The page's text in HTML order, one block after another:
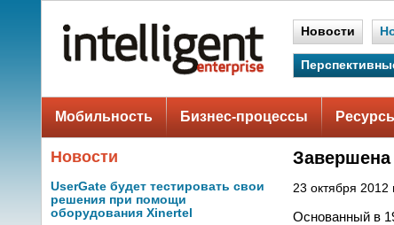
Новости
Мобильность Бизнес-процессы
Новости
UserGate будет тестировать свои
решения при помощи
оборудования Xinertel
Завершена
23 октября 2012
Основанный в